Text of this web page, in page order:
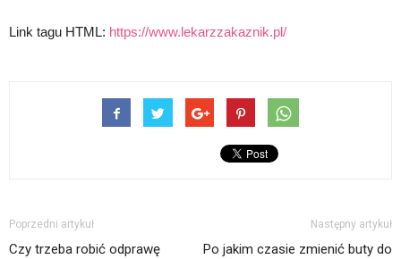
Link tagu HTML: https://www.lekarzzakaznik.pl/
Poprzedni artykuł
Czy trzeba robić odprawę
Następny artykuł
Po jakim czasie zmienić buty do